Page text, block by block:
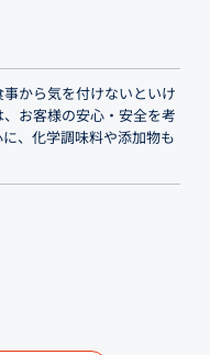
から気を付けないといけ
お客様の安心・安全を考
、化学調味料や添加物も